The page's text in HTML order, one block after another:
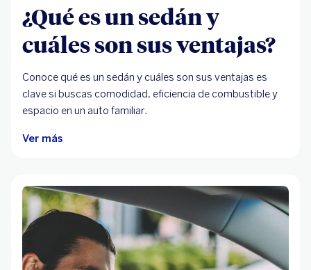
¿Qué es un sedán y
cuáles son sus ventajas?
Conoce qué es un sedán y cuáles son sus ventajas es
clave si buscas comodidad, eficiencia de combustible y
espacio en un auto familiar.
Ver más